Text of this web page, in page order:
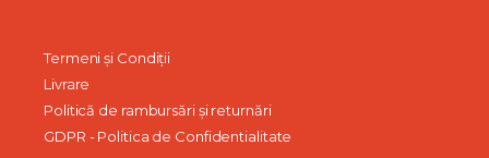
Termeni și Condiții
Livrare
Politică de rambursări și returnări
GDPR - Politica de Confidentialitate